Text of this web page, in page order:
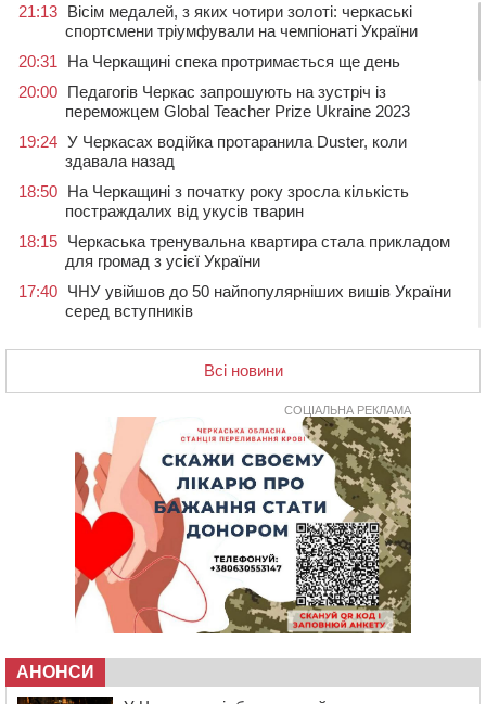
21:13 Вісім медалей, з яких чотири золоті: черкаські
спортсмени тріумфували на чемпіонаті України
20:31
На Черкащині спека протримається ще день
20:00 Педагогів Черкас запрошують на зустріч із
переможцем Global Teacher Prize Ukraine 2023
19:24 У Черкасах водійка протаранила Duster, коли
здавала назад
18:50 На Черкащині з початку року зросла кількість
постраждалих від укусів тварин
18:15 Черкаська тренувальна квартира стала прикладом
для громад з усієї України
17:40 ЧНУ увійшов до 50 найпопулярніших вишів України
серед вступників
контейнерний майданчик
16:32
Без розтину грудної клітки: у Черкасах 75-річній
пацієнтці замінили аортальний клапан
У Черкаському онкоцентрі встановили сонячну
електростанцію за понад пів мільйона гривень
У Київській області прощаються з полеглим на
фронті жителем Монастирищини
У Черкасах містяни через нову скляну зупинку і
вирізані дерева потерпають від спеки: Бондаренко
обіцяє масштабне озеленення
Провокував конфлікт і зачинився в автівці: у ТЦК
чоловіка у Тальному
Всі новини
СОЦІАЛЬНА РЕКЛАМА
АНОНСИ